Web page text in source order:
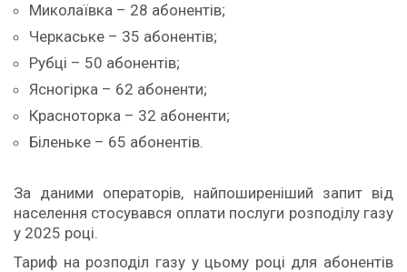
Миколаївка – 28 абонентів;
Черкаське – 35 абонентів;
Рубці – 50 абонентів;
Ясногірка – 62 абоненти;
Красноторка – 32 абоненти;
Біленьке – 65 абонентів.
За даними операторів, найпоширеніший запит від
населення стосувався оплати послуги розподілу газу
у 2025 році.
Тариф на розподіл газу у цьому році для абонентів